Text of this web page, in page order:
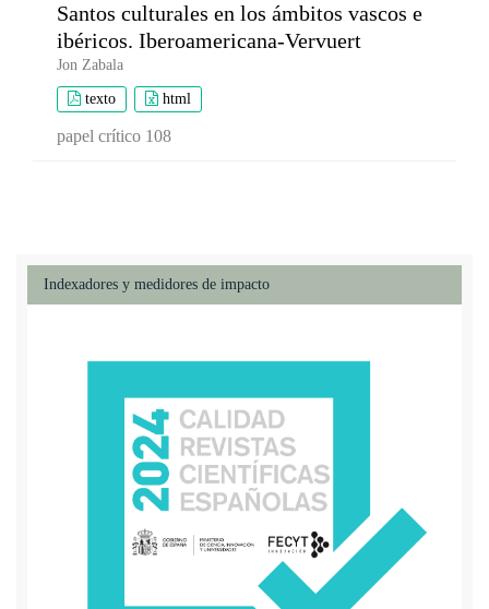
Santos culturales en los ámbitos vascos e
ibéricos. Iberoamericana-Vervuert
Jon Zabala
texto html
papel crítico 108
Indexadores y medidores de impacto